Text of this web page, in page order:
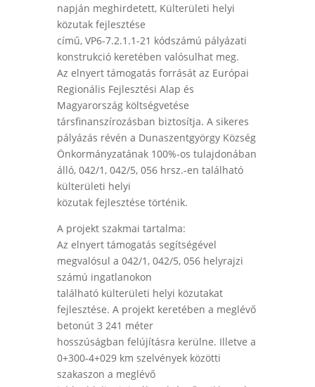
napján meghirdetett, Külterületi helyi
közutak fejlesztése
című, VP6-7.2.1.1-21 kódszámú pályázati
konstrukció keretében valósulhat meg.
Az elnyert támogatás forrását az Európai
Regionális Fejlesztési Alap és
Magyarország költségvetése
társfinanszírozásban biztosítja. A sikeres
pályázás révén a Dunaszentgyörgy Község
Önkormányzatának 100%-os tulajdonában
álló, 042/1, 042/5, 056 hrsz.-en található
külterületi helyi
közutak fejlesztése történik.
A projekt szakmai tartalma:
Az elnyert támogatás segítségével
megvalósul a 042/1, 042/5, 056 helyrajzi
számú ingatlanokon
található külterületi helyi közutakat
fejlesztése. A projekt keretében a meglévő
betonút 3 241 méter
hosszúságban felújításra kerülne. Illetve a
0+300-4+029 km szelvények közötti
szakaszon a meglévő